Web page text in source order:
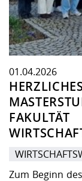
FAKULTÄT
01.04.2026
Zum Beginn